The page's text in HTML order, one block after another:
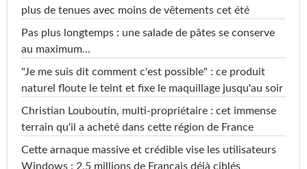
plus de tenues avec moins de vêtements cet été
Pas plus longtemps : une salade de pâtes se conserve
au maximum...
"Je me suis dit comment c'est possible" : ce produit
naturel floute le teint et fixe le maquillage jusqu'au soir
Christian Louboutin, multi-propriétaire : cet immense
terrain qu'il a acheté dans cette région de France
Cette arnaque massive et crédible vise les utilisateurs
Windows : 2,5 millions de Français déjà ciblés